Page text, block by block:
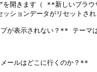
表示されない？** テーマは
ールはどこに行くのか？**